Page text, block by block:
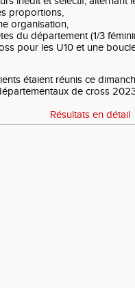
proportions,
organisation,
du département (1/3
pour les U10 et une
étaient réunis ce
de cross
Résultats en détail